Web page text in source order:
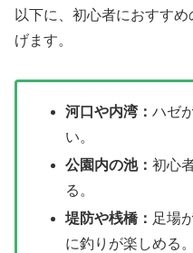
以下に、初心者におすす
げます。
河口や内湾：ハゼ
い。
公園内の池：初心
る。
堤防や桟橋： 足場
に釣りが楽しめる。